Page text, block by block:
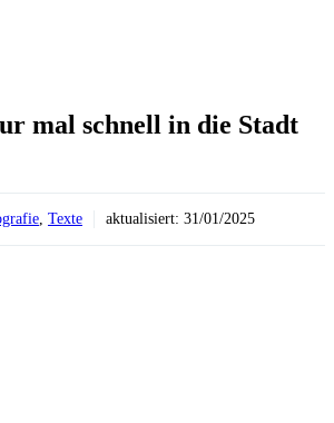
mal schnell in die Stadt
, Texte aktualisiert: 31/01/2025